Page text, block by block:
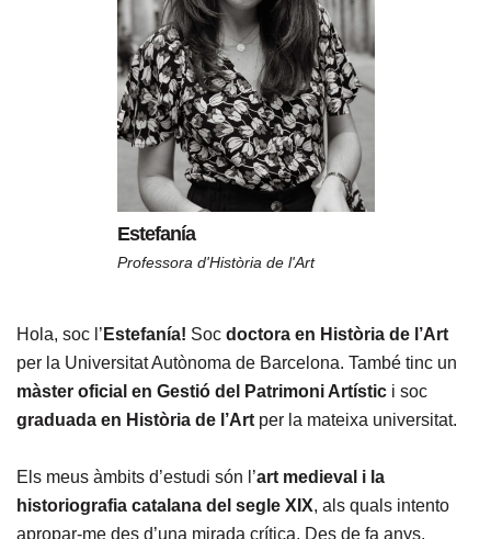
Estefanía
Professora d'Història de l'Art
Hola, soc l’ Estefanía! Soc doctora en Història de l’Art
per la Universitat Autònoma de Barcelona. També tinc un
màster oficial en Gestió del Patrimoni Artístic i soc
graduada en Història de l’Art per la mateixa universitat.
Els meus àmbits d’estudi són l’art medieval i la
historiografia catalana del segle XIX, als quals intento
apropar-me des d’una mirada crítica. Des de fa anys,